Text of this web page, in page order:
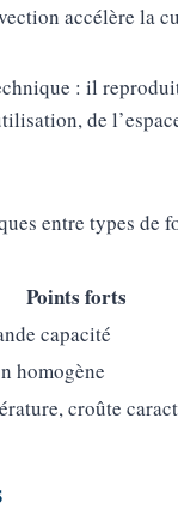
accélère la
: il
de
entre types de
Points forts
capacité
homogène
croûte